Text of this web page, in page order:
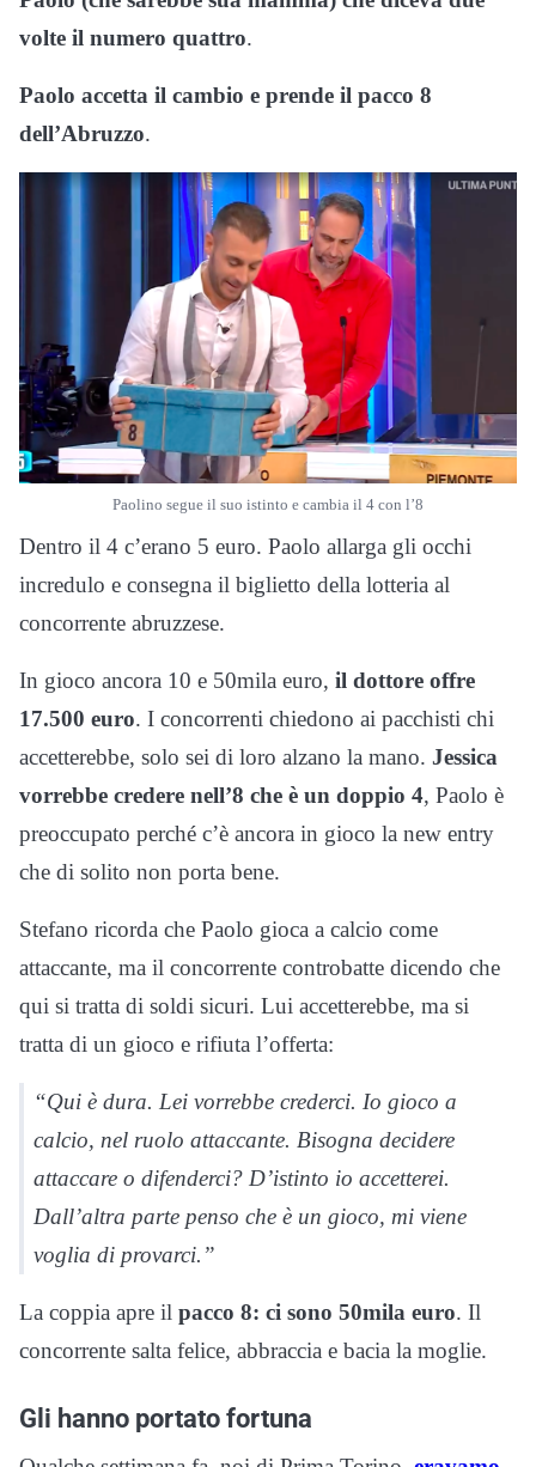
volte il numero quattro.
Paolo accetta il cambio e prende il pacco 8
dell’Abruzzo.
Paolino segue il suo istinto e cambia il 4 con l’8
Dentro il 4 c’erano 5 euro. Paolo allarga gli occhi
incredulo e consegna il biglietto della lotteria al
concorrente abruzzese.
In gioco ancora 10 e 50mila euro, il dottore offre
17.500 euro. I concorrenti chiedono ai pacchisti chi
accetterebbe, solo sei di loro alzano la mano. Jessica
vorrebbe credere nell’8 che è un doppio 4, Paolo è
preoccupato perché c’è ancora in gioco la new entry
che di solito non porta bene.
Stefano ricorda che Paolo gioca a calcio come
attaccante, ma il concorrente controbatte dicendo che
qui si tratta di soldi sicuri. Lui accetterebbe, ma si
tratta di un gioco e rifiuta l’offerta:
“Qui è dura. Lei vorrebbe crederci. Io gioco a
calcio, nel ruolo attaccante. Bisogna decidere
attaccare o difenderci? D’istinto io accetterei.
Dall’altra parte penso che è un gioco, mi viene
voglia di provarci.”
La coppia apre il pacco 8: ci sono 50mila euro. Il
concorrente salta felice, abbraccia e bacia la moglie.
Gli hanno portato fortuna